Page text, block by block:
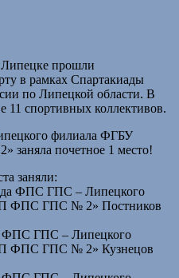
Липецке прошли
в рамках Спартакиады
по Липецкой области. В
11 спортивных коллективов.
филиала ФГБУ
почетное 1 место!
заняли:
ФПС ГПС – Липецкого
ФПС ГПС № 2» Постников
ГПС – Липецкого
ФПС ГПС № 2» Кузнецов